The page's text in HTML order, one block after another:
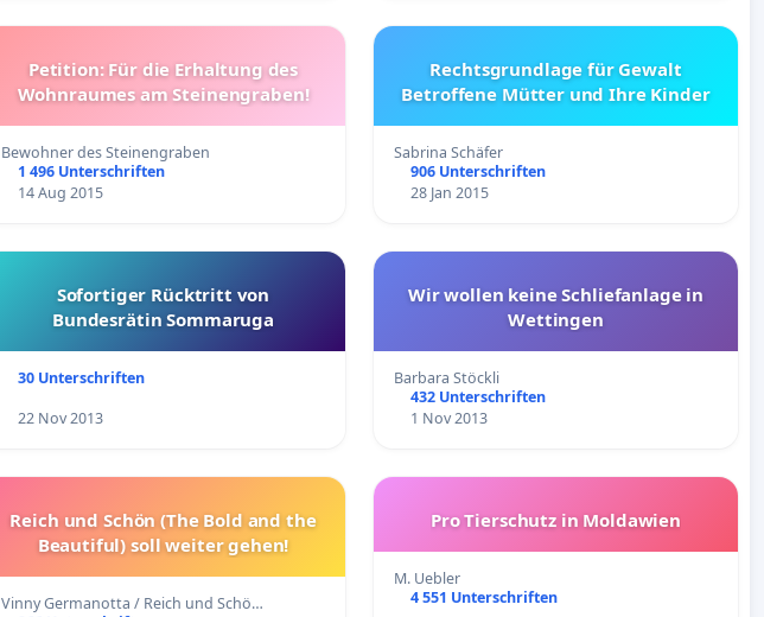
Petition: Für die Erhaltung des
Wohnraumes am Steinengraben!
Bewohner des Steinengraben
1 496 Unterschriften
14 Aug 2015
Rechtsgrundlage für Gewalt
Betroffene Mütter und Ihre Kinder
Sabrina Schäfer
906 Unterschriften
28 Jan 2015
Sofortiger Rücktritt von
Bundesrätin Sommaruga
30 Unterschriften
22 Nov 2013
Wir wollen keine Schliefanlage in
Wettingen
Barbara Stöckli
432 Unterschriften
1 Nov 2013
Reich und Schön (The Bold and the
Beautiful) soll weiter gehen!
Vinny Germanotta / Reich und Schö…
Pro Tierschutz in Moldawien
M. Uebler
4 551 Unterschriften